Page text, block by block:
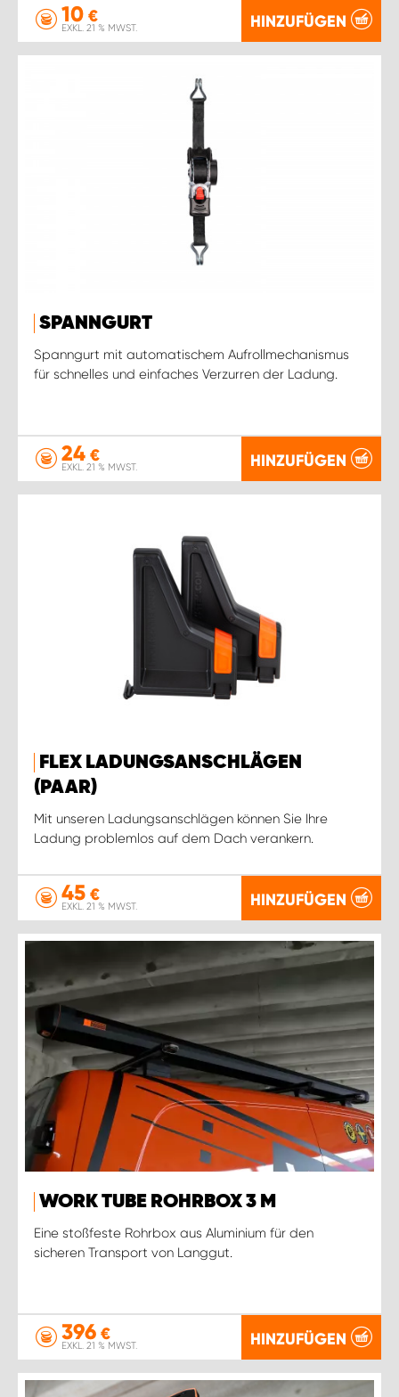
10 €
EXKL. 21 % MWST. HINZUFÜGEN
SPANNGURT
Spanngurt mit automatischem Aufrollmechanismus
für schnelles und einfaches Verzurren der Ladung.
24 €
EXKL. 21 % MWST. HINZUFÜGEN
FLEX LADUNGSANSCHLÄGEN
(PAAR)
Mit unseren Ladungsanschlägen können Sie Ihre
Ladung problemlos auf dem Dach verankern.
45 €
EXKL. 21 % MWST. HINZUFÜGEN
WORK TUBE ROHRBOX 3 M
Eine stoßfeste Rohrbox aus Aluminium für den
sicheren Transport von Langgut.
396 €
EXKL. 21 % MWST. HINZUFÜGEN